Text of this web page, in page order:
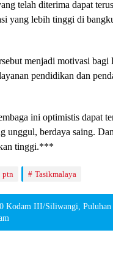
telah diterima dapat
yang lebih tinggi di
menjadi motivasi
pendidikan dan
ini optimistis dapat
unggul, berdaya saing.
tinggi.***
ptn Tasikmalaya
Kodam III/Siliwangi, Puluhan